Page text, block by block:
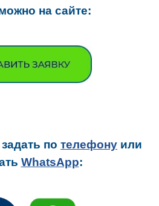
на сайте:
по телефону или
WhatsApp: